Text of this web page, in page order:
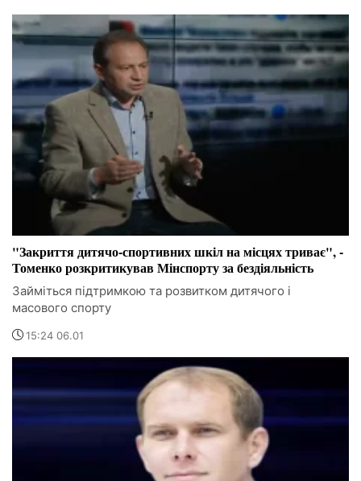
"Закриття дитячо-спортивних шкіл на місцях триває", -
Томенко розкритикував Мінспорту за бездіяльність
Займіться підтримкою та розвитком дитячого і
масового спорту
15:24 06.01